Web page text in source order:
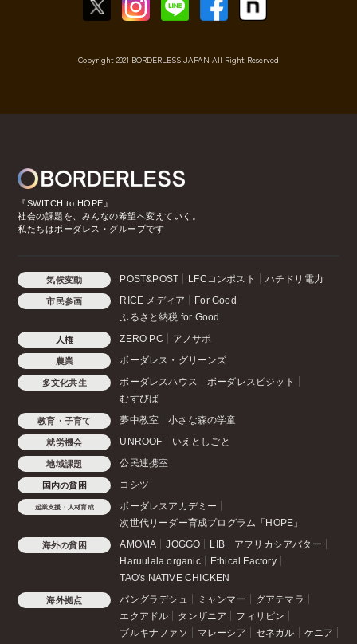
Copyright 2021 BORDERLESS JAPAN All Right Reserved
『SWITCH to HOPE』
社会の課題を、みんなの希望へ変えていく。
私たちはボーダレス・グループです
気候変動 POST&POST LFCコンポスト ハチドリ電力
市民参画 RICE メディア
For Good
ふるさと納税 for Good
人権 ZERO PC アノサポ
農業 ボーダレス・グリーンズ
多文化共生 ボーダレスハウス
ボーダレスビジット
むすびば
教育・子育て 夢中教室 小さな森の学童
就労機会 UNROOF いえとしごと
地域課題 公民連携室
国内の貧困 コシツ
起業支援・人材育成
ボーダレスアカデミー
次世代リーダー育成プログラム「HOPE」
海外の貧困 AMOMA JOGGO LIB
アフリカシアバター
Haruulala organic
Ethical Factory
TAO's NATIVE CHICKEN
海外拠点 バングラデシュ ミャンマー
グアテマラ
エクアドル
タンザニア
フィリピン
ブルキナファソ
マレーシア セネガル
ケニア